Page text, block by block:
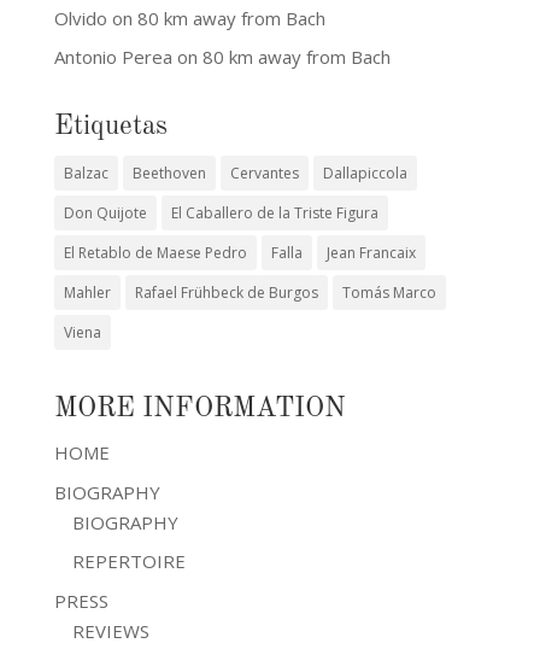
Olvido on 80 km away from Bach
Antonio Perea on 80 km away from Bach
Etiquetas
Balzac Beethoven Cervantes
Dallapiccola
Don Quijote
El Caballero de la Triste Figura
El Retablo de Maese Pedro
Falla
Jean Francaix
Mahler
Rafael Frühbeck de Burgos
Tomás Marco
Viena
MORE INFORMATION
HOME
BIOGRAPHY
BIOGRAPHY
REPERTOIRE
PRESS
REVIEWS